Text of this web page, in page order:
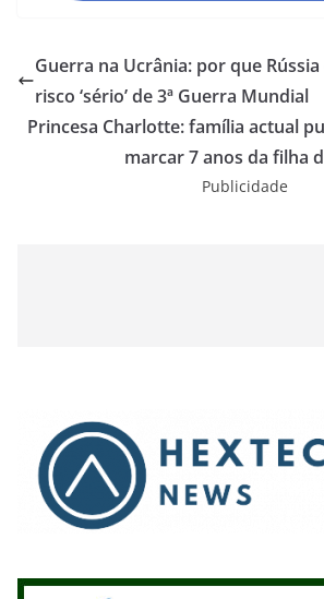
Guerra na Ucrânia: por que
risco ‘sério’ de 3ª Guerra Mundial
Princesa Charlotte: família actual
marcar 7 anos da filha
Publicidade